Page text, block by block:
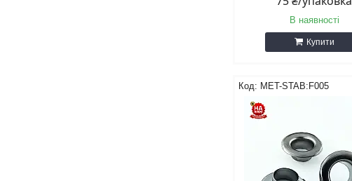
В наявності
Купити
MET-STAB:F005